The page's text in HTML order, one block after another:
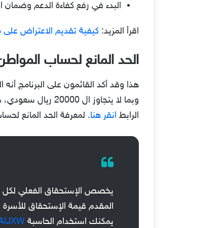
البدء في رفع كفاءة الدعم وضمان
اقرأ المزيد: كيفية تقديم الاعتراض على
الحد المانع لحساب
هذا وقد أكد القائمون على البرنامج أنه
وبما لا يتجاوز
الرابط انقر هنا. لمعرفة الحد المانع لحساب المواطن 1445 – 1446، والكثير من
يخصص الإستحقاق الفعلي لكل
يمكنك استخدام الحاسبة